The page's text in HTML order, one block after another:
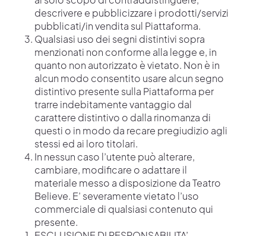
descrivere e pubblicizzare i prodotti/servizi
pubblicati/in vendita sul Piattaforma.
Qualsiasi uso dei segni distintivi sopra
menzionati non conforme alla legge e, in
quanto non autorizzato è vietato. Non è in
alcun modo consentito usare alcun segno
distintivo presente sulla Piattaforma per
trarre indebitamente vantaggio dal
carattere distintivo o dalla rinomanza di
questi o in modo da recare pregiudizio agli
stessi ed ai loro titolari.
In nessun caso l’utente può alterare,
cambiare, modificare o adattare il
materiale messo a disposizione da Teatro
Believe. E’ severamente vietato l’uso
commerciale di qualsiasi contenuto qui
presente.